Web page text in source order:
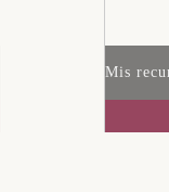
Mis